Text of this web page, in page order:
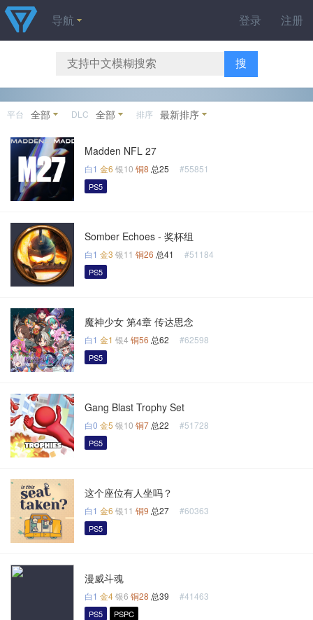
登录 注册
导航
搜
平台 全部 DLC 全部 排序 最新排序
Madden NFL 27
白1 金6 银10 铜8 总25 #55851
PS5
Somber Echoes - 奖杯组
白1 金3 银11 铜26 总41 #51184
PS5
魔神少女 第4章 传达思念
白1 金1 银4 铜56 总62 #62598
PS5
Gang Blast Trophy Set
白0 金5 银10 铜7 总22 #51728
PS5
这个座位有人坐吗？
白1 金6 银11 铜9 总27 #60363
PS5
漫威斗魂
白1 金4银6 铜28 总39 #41463
PS5 PSPC